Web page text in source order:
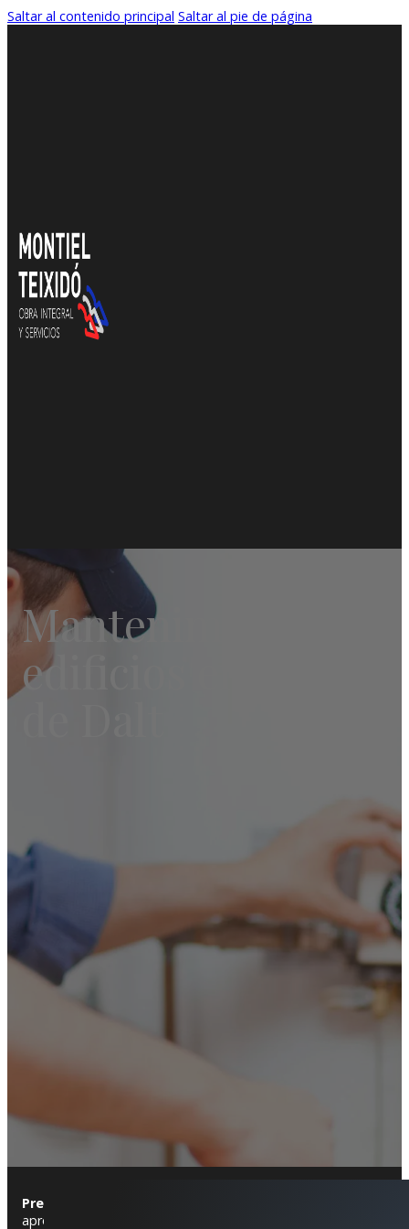
Saltar al contenido principal Saltar al pie de página
Mantenimiento de
edificios en Premià
Premiá de Dalt
aprovechan las vistas al mar y la naturaleza circundante. Su